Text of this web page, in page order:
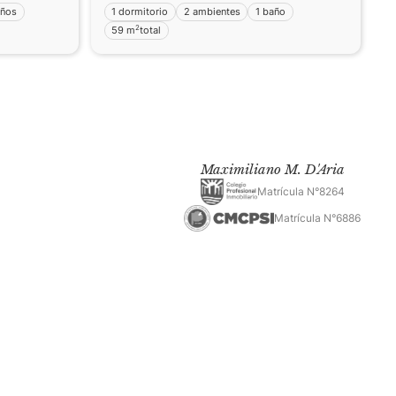
1 dormitorio 2 ambientes
1 baño
59 m2total
Maximiliano M. D'Aria
Matrícula N°8264
Matrícula N°6886